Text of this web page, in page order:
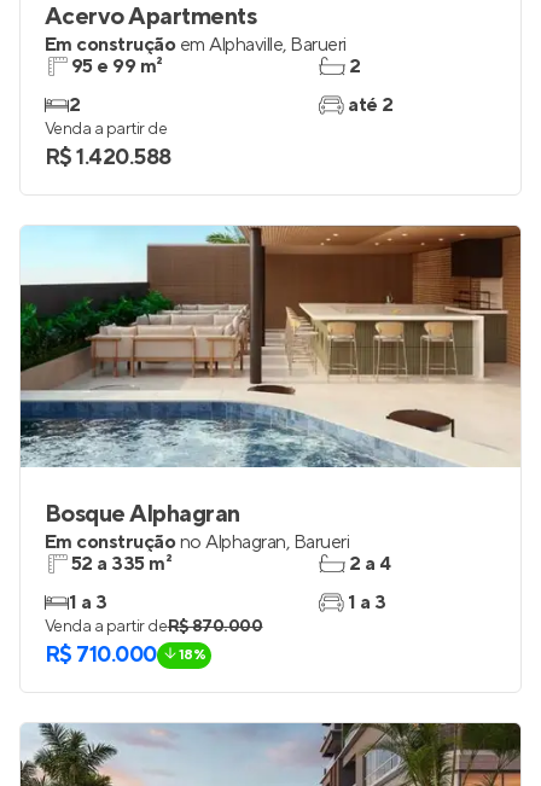
Acervo Apartments
Em construção em Alphaville, Barueri
95 e 99 m²
2
2
até 2
Venda a partir de
R$ 1.420.588
Bosque Alphagran
Em construçãono Alphagran, Barueri
52 a 335 m²
1 a 3
2 a 4
1 a 3
Venda a partir deR$ 870.000
R$ 710.000 18%